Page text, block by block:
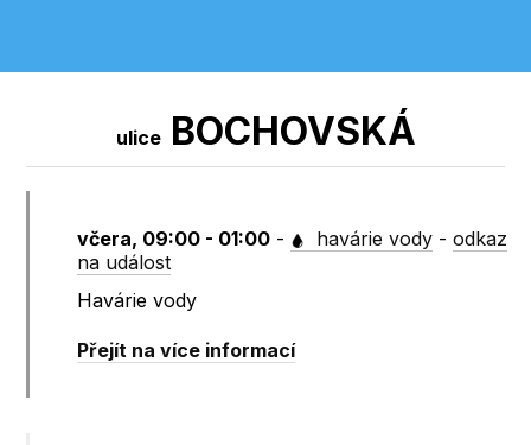
uliceBOCHOVSKÁ
včera, 09:00 - 01:00 - havárie vody -odkaz
na událost
Havárie vody
Přejít na více informací